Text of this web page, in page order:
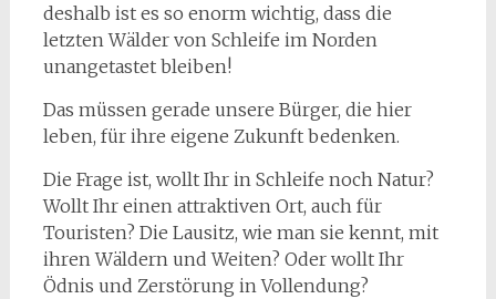
deshalb ist es so enorm wichtig, dass die
letzten Wälder von Schleife im Norden
unangetastet bleiben!
Das müssen gerade unsere Bürger, die hier
leben, für ihre eigene Zukunft bedenken.
Die Frage ist, wollt Ihr in Schleife noch Natur?
Wollt Ihr einen attraktiven Ort, auch für
Touristen? Die Lausitz, wie man sie kennt, mit
ihren Wäldern und Weiten? Oder wollt Ihr
Ödnis und Zerstörung in Vollendung?